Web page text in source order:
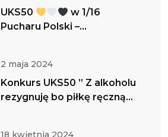
UKS50
w 1/16
Pucharu Polski –
2 maja 2024
Konkurs UKS50 ” Z alkoholu
rezygnuję bo piłkę ręczną
18 kwietnia 2024